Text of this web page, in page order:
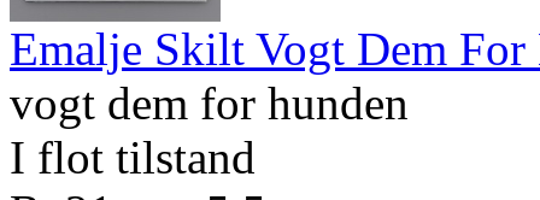
Emalje Skilt Vogt Dem For
vogt dem for hunden
I flot tilstand